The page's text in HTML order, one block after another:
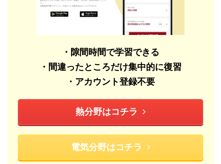
・隙間時間で学習できる
・間違ったところだけ集中的に復習
・アカウント登録不要
熱分野はコチラ
電気分野はコチラ